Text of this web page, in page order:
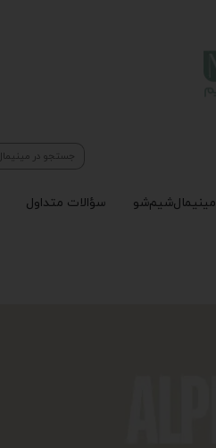
مینیمال‌شیم‌شو سؤالات متداول